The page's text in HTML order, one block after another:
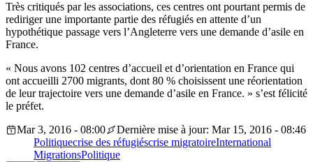
Très critiqués par les associations, ces centres ont pourtant permis de
rediriger une importante partie des réfugiés en attente d’un
hypothétique passage vers l’Angleterre vers une demande d’asile en
France.
« Nous avons 102 centres d’accueil et d’orientation en France qui
ont accueilli 2700 migrants, dont 80 % choisissent une réorientation
de leur trajectoire vers une demande d’asile en France. » s’est félicité
le préfet.
Mar 3, 2016 - 08:00
Dernière mise à jour: Mar 15, 2016 - 08:46
Politiquecrise des réfugiéscrise migratoireInternational
MigrationsPolitique